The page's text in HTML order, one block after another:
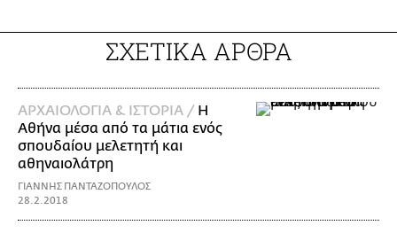
ΣΧΕΤΙΚΑ ΑΡΘΡΑ
ΑΡΧΑΙΟΛΟΓΙΑ & ΙΣΤΟΡΙΑ / Η
Αθήνα μέσα από τα μάτια ενός
σπουδαίου μελετητή και
αθηναιολάτρη
ΓΙΑΝΝΗΣ ΠΑΝΤΑΖΟΠΟΥΛΟΣ
28.2.2018